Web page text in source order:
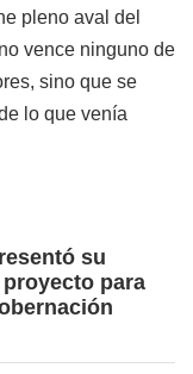
pleno aval del
vence ninguno de
sino que se
lo que venía
su
para